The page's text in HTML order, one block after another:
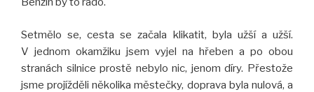
Setmělo se, cesta se začala klikatit, byla užší a užší.
V jednom okamžiku jsem vyjel na hřeben a po obou
stranách silnice prostě nebylo nic, jenom díry. Přestože
jsme projížděli několika městečky, doprava byla nulová, a